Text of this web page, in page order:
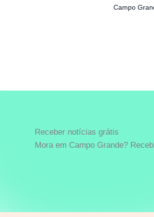
Campo
Receber notícias grátis
Mora em Campo Grande?